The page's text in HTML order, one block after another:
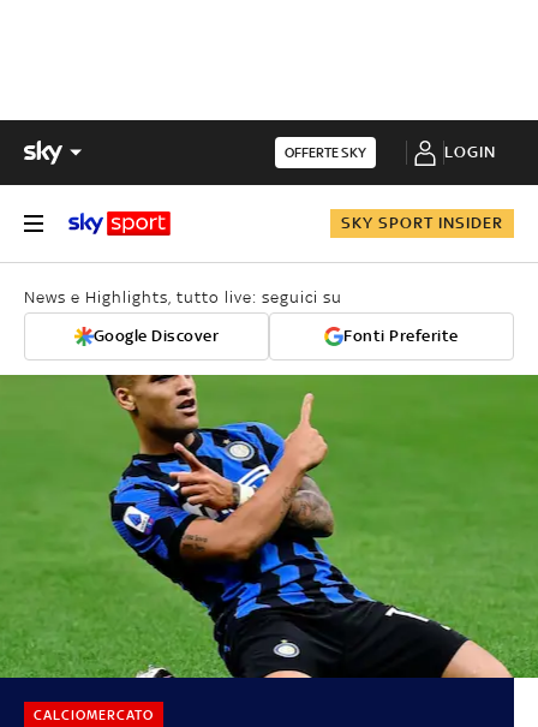
OFFERTE SKY LOGIN
SKY SPORT INSIDER
News e Highlights, tutto live: seguici su
Google Discover Fonti Preferite
CALCIOMERCATO